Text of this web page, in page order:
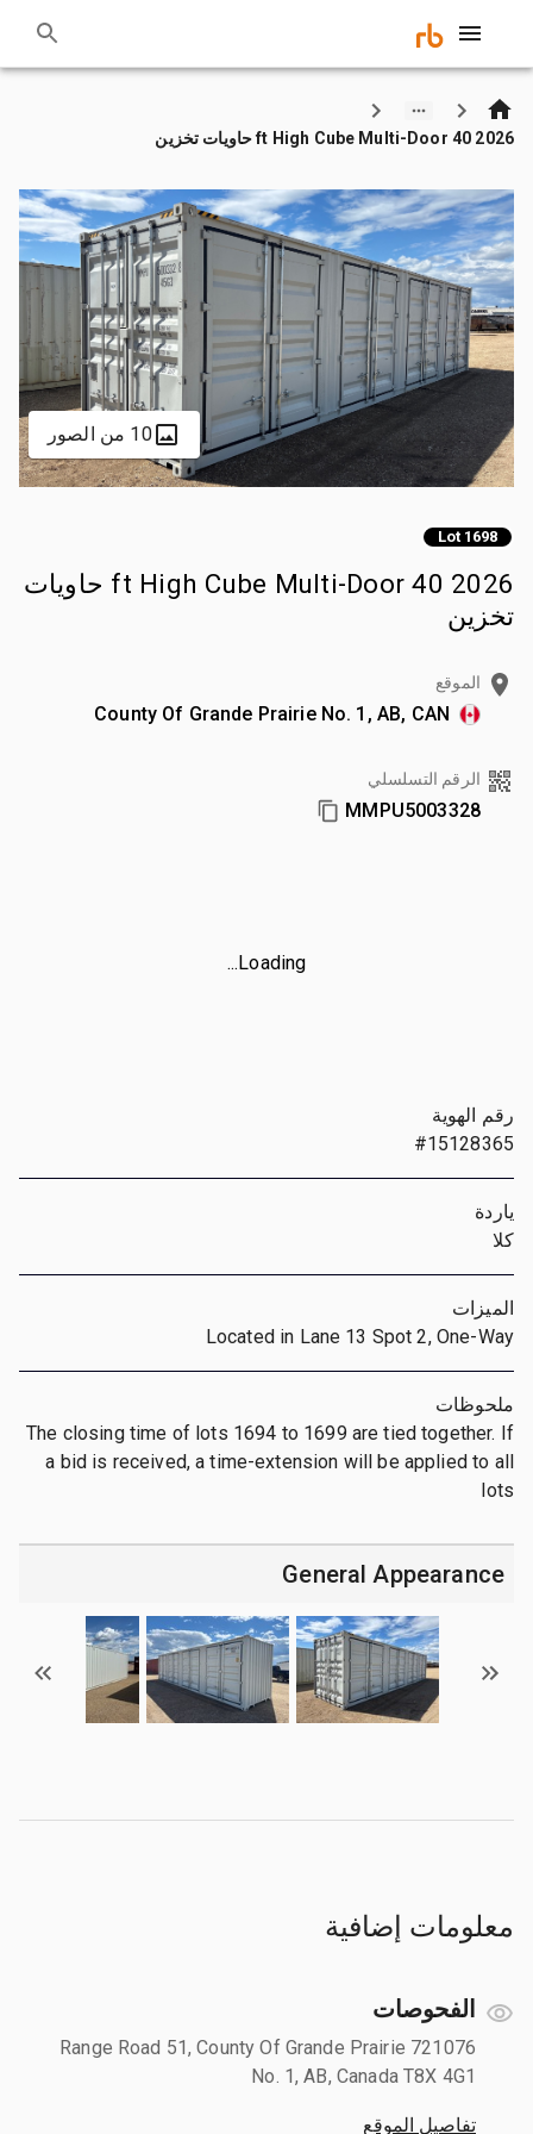
2026 40 ft High Cube Multi-Door حاويات تخزين
10 من الصور
Lot 1698
2026 40 ft High Cube Multi-Door حاويات
تخزين
الموقع
County Of Grande Prairie No. 1, AB, CAN
الرقم التسلسلي
MMPU5003328
Loading...
رقم الهوية
#15128365
ياردة
كلا
الميزات
Located in Lane 13 Spot 2, One-Way
ملحوظات
The closing time of lots 1694 to 1699 are tied together. If
a bid is received, a time-extension will be applied to all
lots
General Appearance
معلومات إضافية
الفحوصات
721076 Range Road 51, County Of Grande Prairie
No. 1, AB, Canada T8X 4G1
تفاصيل الموقع